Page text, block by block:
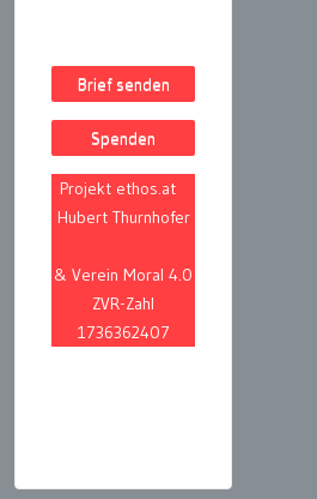
Brief senden
Spenden
Projekt ethos.at
Hubert Thurnhofer
& Verein Moral 4.0
ZVR-Zahl
1736362407